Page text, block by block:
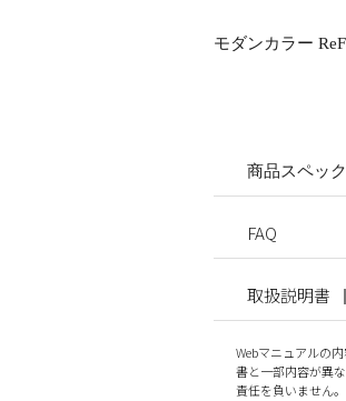
モダンカラー
商品スペック
FAQ
取扱説明書
Webマニュアルの
書と一部内容が異
責任を負いません。